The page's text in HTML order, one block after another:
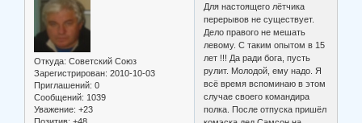
Откуда: Советский Союз
Зарегистрирован: 2010-10-03
Приглашений: 0
Сообщений: 1039
Уважение: +23
Для настоящего лётчика
перерывов не существует.
Дело правого не мешать
левому. С таким опытом в 15
лет !!! Да ради бога, пусть
рулит. Молодой, ему надо. Я
всё время вспоминаю в этом
случае своего командира
полка. После отпуска пришёл